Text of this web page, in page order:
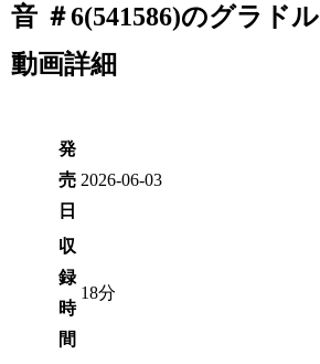
音 ＃6(541586)のグラドル
動画詳細
発
売
日
2026-06-03
収
録
時
間
18分